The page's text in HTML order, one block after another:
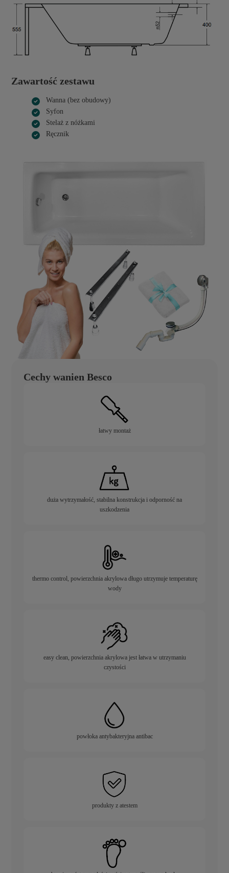
Zawartość zestawu
Wanna (bez obudowy)
Syfon
Stelaż z nóżkami
Ręcznik
Cechy wanien Besco
łatwy montaż
duża wytrzymałość, stabilna konstrukcja i odporność na
uszkodzenia
thermo control, powierzchnia akrylowa długo utrzymuje temperaturę
wody
easy clean, powierzchnia akrylowa jest łatwa w utrzymaniu
czystości
powłoka antybakteryjna antibac
produkty z atestem